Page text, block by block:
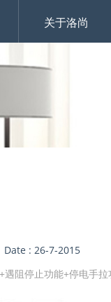
关于洛尚
Date : 26-7-2015
遇阻停止功能+停电手